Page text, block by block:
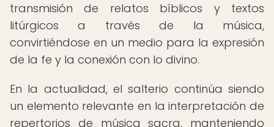
transmisión de relatos bíblicos y textos
litúrgicos a través de la música,
convirtiéndose en un medio para la expresión
de la fe y la conexión con lo divino.
En la actualidad, el salterio continúa siendo
un elemento relevante en la interpretación de
repertorios de música sacra, manteniendo